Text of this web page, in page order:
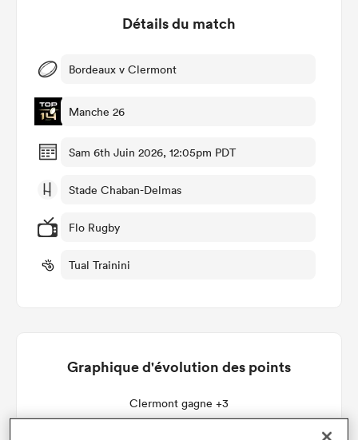
Détails du match
Bordeaux v Clermont
Manche 26
Sam 6th Juin 2026, 12:05pm PDT
Stade Chaban-Delmas
Flo Rugby
Tual Trainini
Graphique d'évolution des points
Clermont gagne +3